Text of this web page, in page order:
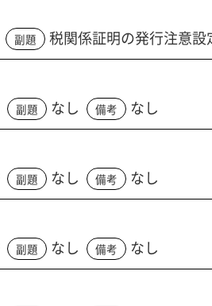
副題 税関係証明の発行注意設
副題 なし 備考
なし
副題 なし 備考
なし
副題 なし 備考
なし